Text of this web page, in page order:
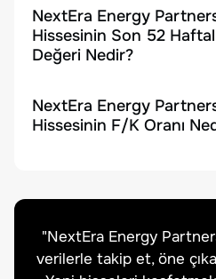
NextEra Energy
Hissesinin Son 52
Değeri Nedir?
NextEra Energy
Hissesinin F/K Oranı
"NextEra Energy
verilerle takip et, öne